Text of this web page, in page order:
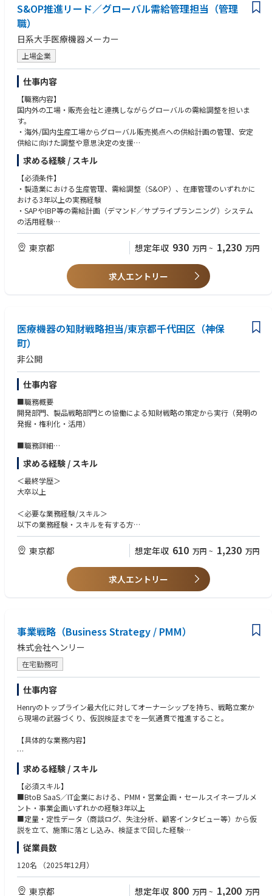
・External partners
Academic institutions
Investigators
■Also interfaces with:
・Regulatory authorities
・International societies
・Other relevant international stakeholders
設備投資の評価（事前～事後）まで一貫してリード
【具体的な仕事内容に対しての期待する成果】
原価低減は、直接連結粗利率改善に寄与します。2030年までに5%の粗利
率改善を期待しています。
【この仕事の魅力】
本社勤務になりますが、主力工場が海外にありますので、定期的な海外出
張を通じ、現場での活動にも関われることが魅力です。
【部・チームの業務概要】
本社機能の立場から製造オペレーションにおける財務ガバナンスと適切な
管理運営を担う中核ポジションです。本職は、管理会計、コストの可視
化、予算策定、見通し管理、業績分析を通じて、短期的な業務目標から中
長期の戦略課題に至るまで、事実に基づく意思決定を支援します。
また、経営戦略部長、生産統轄本部長、および製造マネジメントに対する
信頼されるビジネスパートナーとして、透明性の高いレポーティング、明
確なコスト構造、堅牢な内部統制、ならびに財務規制・IFRS・社内ポリシ
ーへの準拠を確保し、継続的改善および製造戦略の推進に貢献します。
【配属先の課・チームの人数や雰囲気】
部長直下の配属になるため組織上直属の部下はいませんが、関連部門で一
緒に働くメンバ数名の業務マネジメントをしていただきます。
【業界動向と自社事業の特徴】
同社は、家庭用血圧計やネブライザー、電気治療器といった多くの製品で
バル販売チャネル、③各国での許認可取得ノウハウは40年かけて築き上げ
た強みであり、他社には模倣できない参入障壁です。
そして、例えば循環器事業の領域である世界の高血圧人口は、2015年の1
1億人から2025年には15億人と増加する見込みで、血圧計のニーズは高ま
り続けます。このような状況に対して、疾患を未然に防ぐ革新的デバイス
を創造することに加えて、保険者・医療機関および各サービス事業者と連
携する医療サービス事業の拡大を加速させることで、世界共通である社会
的課題の解決に貢献し続けます。
・財務、会計、経営学、経済学、STEM関連分野など、定量的素養を要す
る分野の学士号
・CPA または CMA などの専門資格があれば尚可
・医療機器またはヘルスケア業界に関する知識があれば尚可
・複数国・複数拠点の製造オペレーションを支援した経験があれば尚可
S&OP推進リード／グローバル需給管理担当（管理
職）
日系大手医療機器メーカー
上場企業
仕事内容
【職務内容】
国内外の工場・販売会社と連携しながらグローバルの需給調整を担いま
す。
・海外/国内生産工場からグローバル販売拠点への供給計画の管理、安定
供給に向けた調整や意思決定の支援
・販売計画／需要予測に基づく生産計画、月次の需給調整、在庫管理
・需要予測会議／供給会議／S&OP会議への参画と、需給課題のエスカレ
ーション提案
・ストックフロー（生産・販売・在庫：PSI）の予実管理、在庫適正化や
落帳（期限切れ在庫）削減
・SAP／IBP等を活用したデータ可視化、需要予測精度向上
・年度生産計画の作成と予実管理
【担う役割】
担当製品の需給調整全般を担い、特に海外工場や海外販売会社との案件に
ついてはリード役として推進いただきます。
・安定供給と在庫適正化に加え、収益最大化（PL／FCF／ROIC）の観点も
踏まえ、Factデータ、Pros/Cons、収支影響を整理しながら、関係部門と
【仕事の魅力】
・日本を含むグローバルの工場や販売会社を俯瞰し需要、供給、在庫の全
体最適や意思決定に関わります。
・在庫、FCF、ROIC等の経営指標に直結する意思決定に携わり、経営に近
い視点で業務を遂行できます。
・SAP／IBPやAI活用など、S&OP高度化の最前線で新しい仕組みづくりに
挑戦できます。
・工場、営業、マーケティング、経理など社内全部門や海外拠点と幅広く
関わることができます。
るソリューション提供に貢献できます
求める経験 / スキル
【必須条件】
・製造業における生産管理、需給調整（S&OP）、在庫管理のいずれかに
おける3年以上の実務経験
・SAPやIBP等の需給計画（デマンド／サプライプランニング）システム
の活用経験
・SAP、Excel等を用いたデータ集計・分析経験
・大卒以上
・製造現場における生産、供給、在庫に関する基本的な理解をお持ちの方
・ビジネスレベルの英語力（海外拠点・工場と日常的にコミュニケーショ
東京都 想定年収 930 万円 ~ 1,230 万円
求人エントリー
医療機器の知財戦略担当/東京都千代田区（神保
町）
非公開
仕事内容
■職務概要
開発部門、製品戦略部門との協働による知財戦略の策定から実行（発明の
発掘・権利化・活用）
■職務詳細
開発・製品戦略の関係部門と連携しながら、知財戦略の策定から実行（発
明の発掘・権利化・活用）まで一貫してリードいただきます。
■具体的な業務内容
・技術契約、技術流出防止への対応
・商標の出願、管理
・IPランドスケープ
・知財デューデリジェンス、等
上記以外に、新会社立上げに伴う、知財システム（特許管理システム等）
の構築にも関わっていただきます。
＜従事すべき業務の変更の範囲＞
会社が定める業務
＜キャリアパスイメージ＞
▼1〜3年後
入社後は医療機器の知財領域のエキスパートして専門領域を深化させ、ご
活躍いただくことを期待しています。
（エキスパートとしてキャリアを積める専門職制度もあります）
医療機器の知財領域のエキスパートして知財戦略をリードしていただくこ
とを期待しています。
ローテーションを通じて広く専門性やマネジメント力を磨いていただける
機会があります。
求める経験 / スキル
＜最終学歴＞
大卒以上
＜必要な業務経験/スキル＞
以下の業務経験・スキルを有する方
＜業務経験＞
・企業知財部門での知財業務経験または、特許事務所での医療機器・化
学・機械・電気分野に関する知財業務経験（3年以上）
・知財英語の読解力、作文力
＜望ましい業務経験/スキル＞
・産学（他企業・大学等）との折衝の経験
・医学・化学・電気・機械分野に関する知識または業務経験
・知財英語の会話力（技術・知財分野に関する会話が可能なレベル）
＜望ましい資格＞
知財アナリスト
・ビジネスの発展に向けて前向きに積極的に行動し、周りの方に働きかけ
られる方
・社内外関係者と渡り合うコミュニケーション力があり、業務を推進でき
る方
東京都 想定年収 610 万円 ~ 1,230 万円
求人エントリー
事業戦略（Business Strategy / PMM）
株式会社ヘンリー
在宅勤務可
仕事内容
Henryのトップライン最大化に対してオーナーシップを持ち、戦略立案か
ら現場の武器づくり、仮説検証までを一気通貫で推進すること。
【具体的な業務内容】
◆戦略・計画
・事業計画の策定（経営陣・事業企画との協働）
・プロダクトのトップライン向上のための戦略立案（セグメント・プライ
シング・GTM）
・マーケティング → インサイドセールス → フィールドセールス → カス
タマーサクセスまでのカスタマージャーニーマップの設計
・アライアンス（医療系ディーラー、コンサルティングファーム等）や他
◆商談ストーリー・コンテンツ開発
・ジャーニーに沿った商談ストーリーの策定と仮説検証（必要に応じて自
ら商談の現場に立つことも歓迎します）
・病院の意思決定構造（理事長／院長／事務長／現場部門）に応じた提案
求める経験 / スキル
【必須スキル】
■BtoB SaaS／IT企業における、PMM・営業企画・セールスイネーブルメ
ント・事業企画いずれかの経験3年以上
■定量・定性データ（商談ログ、失注分析、顧客インタビュー等）から仮
説を立て、施策に落とし込み、検証まで回した経験
【歓迎スキル】
■医療・ヘルスケア業界（病院向けシステム、医療機器、製薬等）での事
■会社の事業のPL責任を持ち、戦略設計から実行までリードし事業をグロ
従業員数
120名 （2025年12月）
東京都 想定年収 800 万円 ~ 1,200 万円